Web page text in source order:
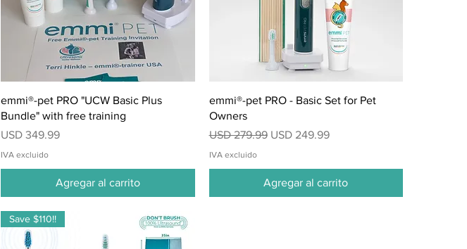
Vista rápida
emmi®-pet PRO "UCW Basic Plus
Bundle" with free training
Precio
USD 349.99
IVA excluido
Agregar al carrito
Vista rápida
emmi®-pet PRO - Basic Set for Pet
Owners
Precio
USD 279.99 Precio de oferta
USD 249.99
IVA excluido
Agregar al carrito
Save $110!!